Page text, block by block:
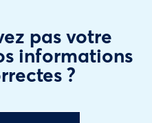
pas votre
informations
?